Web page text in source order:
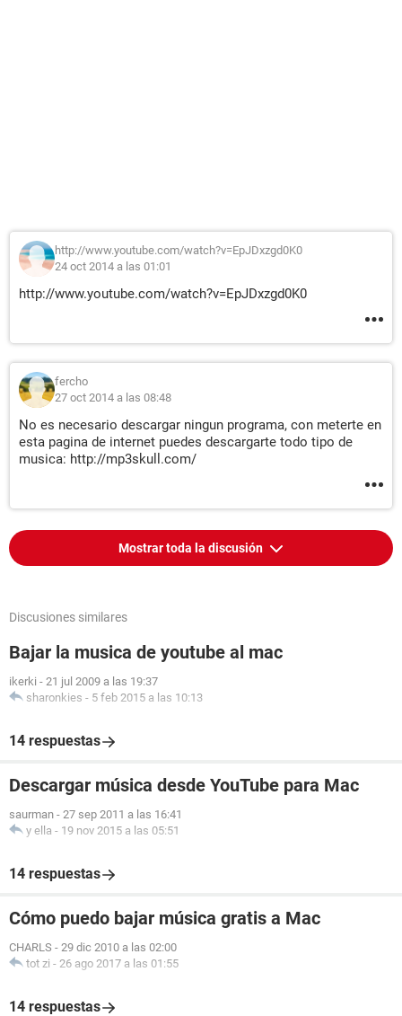
http://www.youtube.com/watch?v=EpJDxzgd0K0
24 oct 2014 a las 01:01
http://www.youtube.com/watch?v=EpJDxzgd0K0
fercho
27 oct 2014 a las 08:48
No es necesario descargar ningun programa, con meterte en
esta pagina de internet puedes descargarte todo tipo de
musica: http://mp3skull.com/
Mostrar toda la discusión
Discusiones similares
Bajar la musica de youtube al mac
ikerki - 21 jul 2009 a las 19:37
sharonkies - 5 feb 2015 a las 10:13
14 respuestas
Descargar música desde YouTube para Mac
saurman - 27 sep 2011 a las 16:41
y ella - 19 nov 2015 a las 05:51
14 respuestas
Cómo puedo bajar música gratis a Mac
CHARLS - 29 dic 2010 a las 02:00
tot zi - 26 ago 2017 a las 01:55
14 respuestas